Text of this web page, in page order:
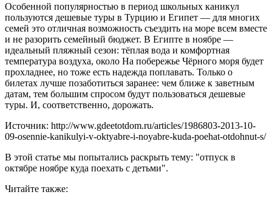
Особенной популярностью в период школьных каникул
пользуются дешевые туры в Турцию и Египет — для многих
семей это отличная возможность съездить на море всем вместе
и не разорить семейный бюджет. В Египте в ноябре —
идеальный пляжный сезон: тёплая вода и комфортная
температура воздуха, около На побережье Чёрного моря будет
прохладнее, но тоже есть надежда поплавать. Только о
билетах лучше позаботиться заранее: чем ближе к заветным
датам, тем большим спросом будут пользоваться дешевые
туры. И, соответственно, дорожать.
Источник: http://www.gdeetotdom.ru/articles/1986803-2013-10-
09-osennie-kanikulyi-v-oktyabre-i-noyabre-kuda-poehat-otdohnut-s/
В этой статье мы попытались раскрыть тему: "отпуск в
октябре ноябре куда поехать с детьми".
Читайте также: